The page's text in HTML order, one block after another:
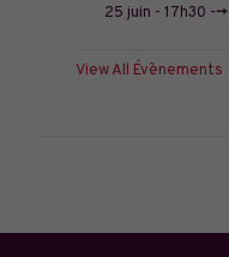
25 juin - 17h30 -->
View All Évènements